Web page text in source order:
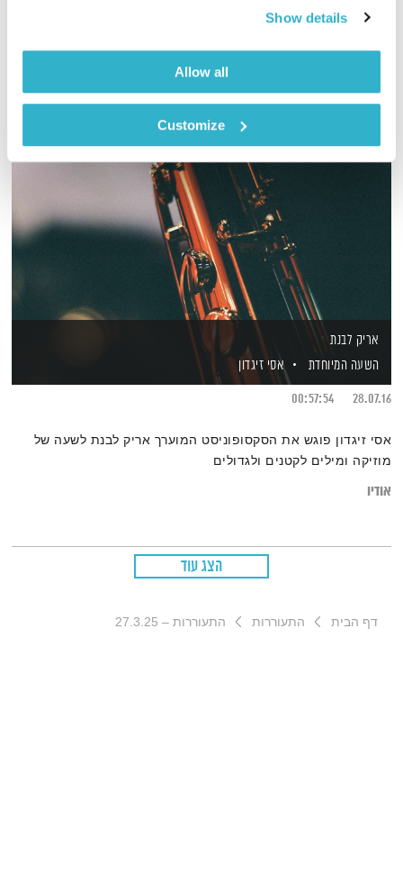
Show details
Allow all
Customize
אודיו
אריק לבנת
השעה המיוחדת
אסי זיגדון
28.07.16
00:57:54
אסי זיגדון פוגש את הסקסופוניסט המוערך אריק לבנת לשעה של
מוזיקה ומילים לקטנים ולגדולים
אודיו
הצג עוד
דף הבית התעוררות התעוררות – 27.3.25